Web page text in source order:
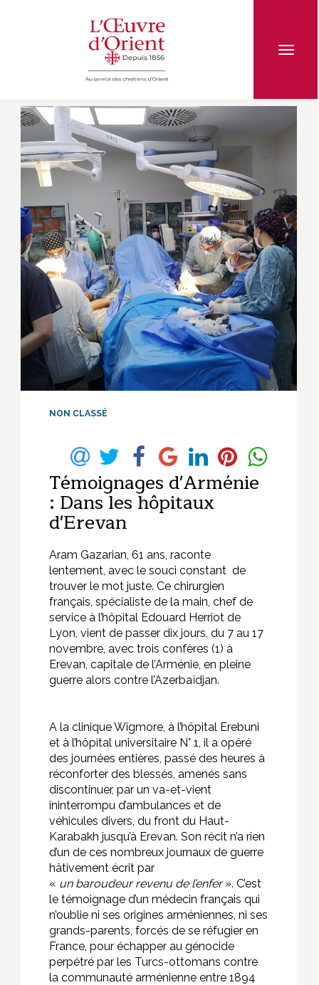
NON CLASSÉ
Témoignages d'Arménie
: Dans les hôpitaux
d'Erevan
Aram Gazarian, 61 ans, raconte
lentement, avec le souci constant de
trouver le mot juste. Ce chirurgien
français, spécialiste de la main, chef de
service à l’hôpital Edouard Herriot de
Lyon, vient de passer dix jours, du 7 au 17
novembre, avec trois confères (1) à
Erevan, capitale de l’Arménie, en pleine
guerre alors contre l’Azerbaïdjan.
A la clinique Wigmore, à l’hôpital Erebuni
et à l’hôpital universitaire N° 1, il a opéré
des journées entières, passé des heures à
réconforter des blessés, amenés sans
discontinuer, par un va-et-vient
ininterrompu d’ambulances et de
véhicules divers, du front du Haut-
Karabakh jusqu’à Erevan. Son récit n’a rien
d’un de ces nombreux journaux de guerre
hâtivement écrit par
« un baroudeur revenu de l’enfer». C’est
le témoignage d’un médecin français qui
n’oublie ni ses origines arméniennes, ni ses
grands-parents, forcés de se réfugier en
France, pour échapper au génocide
perpétré par les Turcs-ottomans contre
la communauté arménienne entre 1894